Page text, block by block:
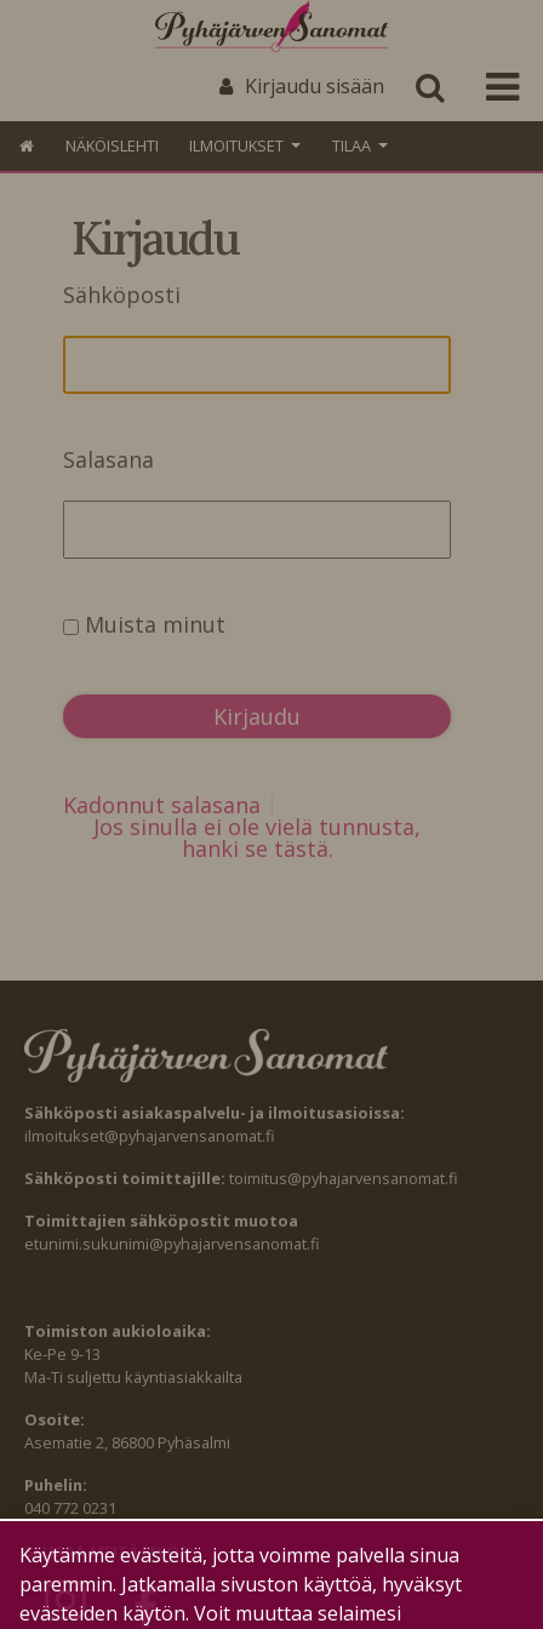
Kirjaudu sisään
NÄKÖISLEHTI ILMOITUKSET TILAA
Kirjaudu
Sähköposti
Salasana
Muista minut
Kadonnut salasana
Jos sinulla ei ole vielä tunnusta,
hanki se tästä.
Sähköposti asiakaspalvelu- ja ilmoitusasioissa:
ilmoitukset@pyhajarvensanomat.fi
Sähköposti toimittajille: toimitus@pyhajarvensanomat.fi
Toimittajien sähköpostit muotoa
etunimi.sukunimi@pyhajarvensanomat.fi
Toimiston aukioloaika:
Ke-Pe 9-13
Ma-Ti suljettu käyntiasiakkailta
Osoite:
Asematie 2, 86800 Pyhäsalmi
Puhelin:
040 772 0231
SEURAA MEITÄ MYÖS:
Käytämme evästeitä, jotta voimme palvella sinua
paremmin. Jatkamalla sivuston käyttöä, hyväksyt
evästeiden käytön. Voit muuttaa selaimesi